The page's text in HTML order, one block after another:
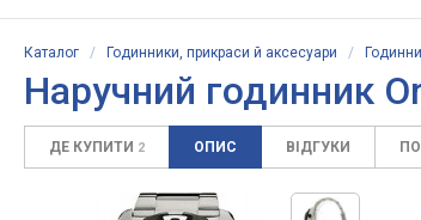
Каталог / Годинники, прикраси й аксесуари /
Наручний годинник
ДЕ КУПИТИ 2 ОПИС ВІДГУКИ